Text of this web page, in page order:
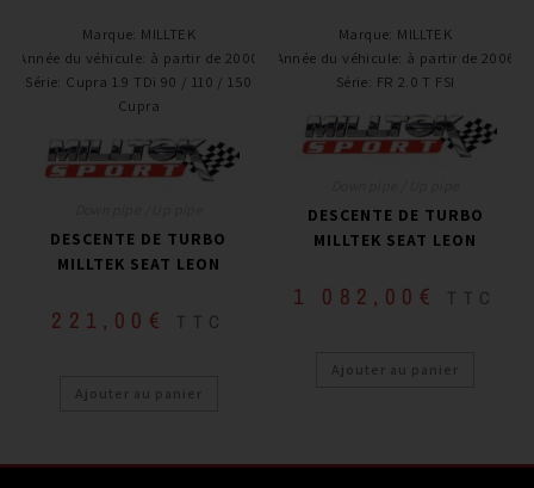
Marque: MILLTEK
Année du véhicule: à partir de 2000
Série: Cupra 1.9 TDi 90 / 110 / 150
Cupra
DESCENTE DE TURBO
MILLTEK SEAT LEON
221,00 € TTC
Ajouter au panier
Marque: MILLTEK
Année du véhicule: à partir de 2006
Série: FR 2.0 T FSI
DESCENTE DE TURBO
MILLTEK SEAT LEON
1 082,00 € TTC
Ajouter au panier